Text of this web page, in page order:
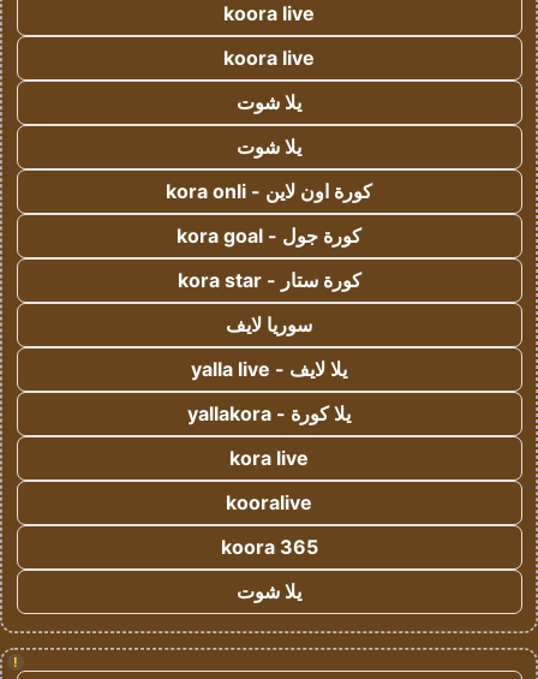
koora live
koora live
يلا شوت
يلا شوت
كورة اون لاين - kora onli
كورة جول - kora goal
كورة ستار - kora star
سوريا لايف
يلا لايف - yalla live
يلا كورة - yallakora
kora live
kooralive
koora 365
يلا شوت
!